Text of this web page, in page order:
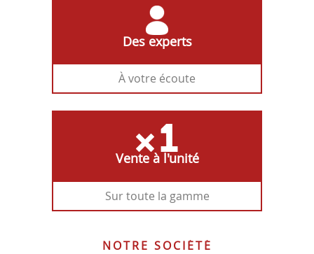
Des experts
À votre écoute
Vente à l'unité
Sur toute la gamme
NOTRE SOCIÉTÉ